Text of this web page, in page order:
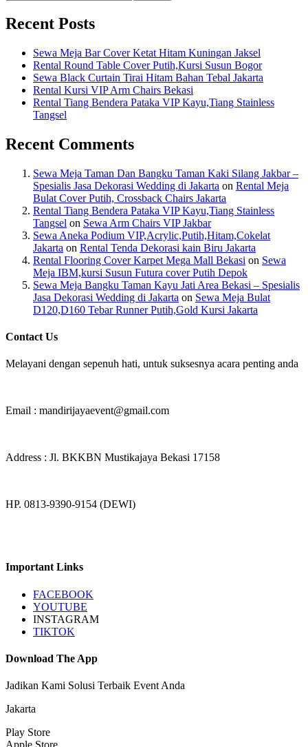
Recent Posts
Sewa Meja Bar Cover Ketat Hitam Kuningan Jaksel
Rental Round Table Cover Putih,Kursi Susun Bogor
Sewa Black Curtain Tirai Hitam Bahan Tebal Jakarta
Rental Kursi VIP Arm Chairs Bekasi
Rental Tiang Bendera Pataka VIP Kayu,Tiang Stainless
Tangsel
Recent Comments
Sewa Meja Taman Dan Bangku Taman Kaki Silang Jakbar –
Spesialis Jasa Dekorasi Wedding di Jakarta on Rental Meja
Bulat Cover Putih, Crossback Chairs Jakarta
Rental Tiang Bendera Pataka VIP Kayu,Tiang Stainless
Tangsel on Sewa Arm Chairs VIP Jakbar
Sewa Aneka Podium VIP,Acrylic,Putih,Hitam,Cokelat
Jakarta on Rental Tenda Dekorasi kain Biru Jakarta
Rental Flooring Cover Karpet Mega Mall Bekasi on Sewa
Meja IBM,kursi Susun Futura cover Putih Depok
Sewa Meja Bangku Taman Kayu Jati Area Bekasi – Spesialis
Jasa Dekorasi Wedding di Jakarta on Sewa Meja Bulat
D120,D160 Tebar Runner Putih,Gold Kursi Jakarta
Contact Us
Melayani dengan sepenuh hati, untuk suksesnya acara penting anda
Email : mandirijayaevent@gmail.com
Address : Jl. BKKBN Mustikajaya Bekasi 17158
HP. 0813-9390-9154 (DEWI)
Important Links
FACEBOOK
YOUTUBE
INSTAGRAM
TIKTOK
Download The App
Jadikan Kami Solusi Terbaik Event Anda
Jakarta
Play Store
Apple Store